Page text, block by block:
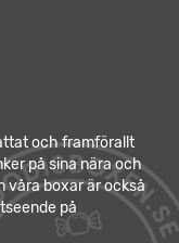
och framförallt
på sina nära och
våra boxar är också
på